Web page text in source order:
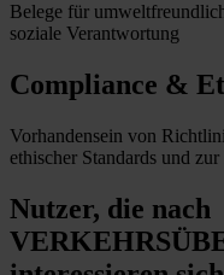
Belege für
soziale Verantwortung
Compliance &
Vorhandensein von
ethischer Standards und
Nutzer, die nach